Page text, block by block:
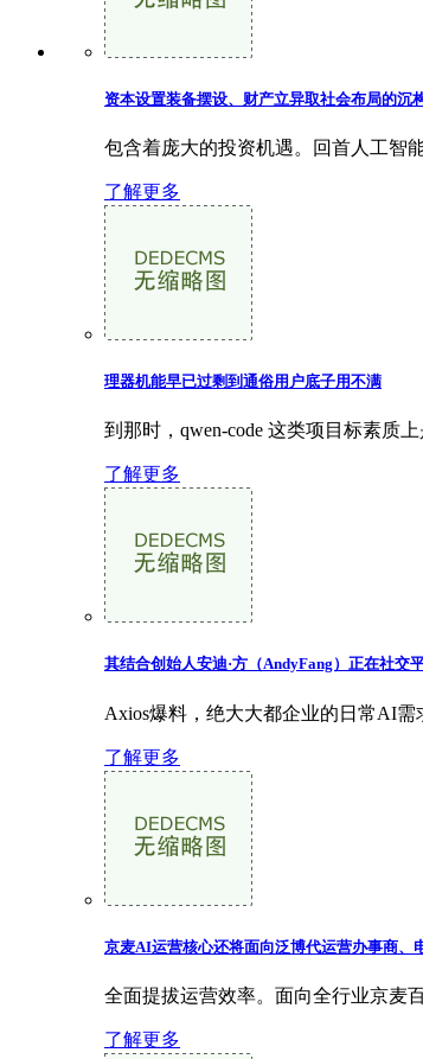
资本设置装备摆设、财产立异取社会布局的沉
包含着庞大的投资机遇。回首人工智
了解更多
理器机能早已过剩到通俗用户底子用不满
到那时，qwen-code 这类项目标素质
了解更多
其结合创始人安迪·方（AndyFang）正在社交
Axios爆料，绝大大都企业的日常AI
了解更多
京麦AI运营核心还将面向泛博代运营办事商、
全面提拔运营效率。面向全行业京麦
了解更多